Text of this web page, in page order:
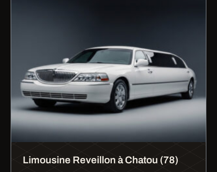
Limousine Reveillon à Chatou (78)